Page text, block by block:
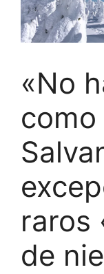
«No
como
raros
de